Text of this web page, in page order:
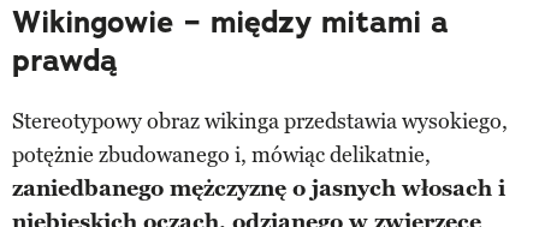
Wikingowie – między mitami a
prawdą
Stereotypowy obraz wikinga przedstawia wysokiego,
potężnie zbudowanego i, mówiąc delikatnie,
zaniedbanego mężczyznę o jasnych włosach i